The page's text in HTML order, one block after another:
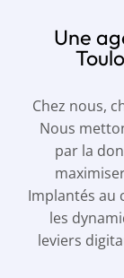
Une
Chez nous,
Nous
par la
Implantés au
les
leviers